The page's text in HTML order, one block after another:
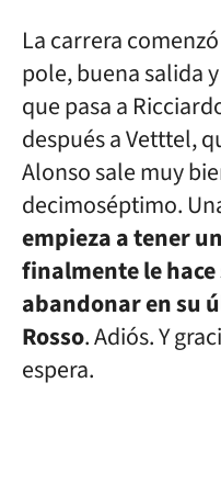
La carrera
pole, buena salida
que pasa a
después a Vetttel,
Alonso sale muy
decimoséptimo.
empieza a tener
finalmente le
abandonar en su
Rosso. Adiós. Y
espera.